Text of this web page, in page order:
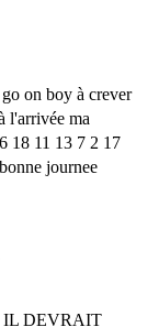
on boy à crever
l'arrivée ma
18 11 13 7 2 17
journee
IL DEVRAIT